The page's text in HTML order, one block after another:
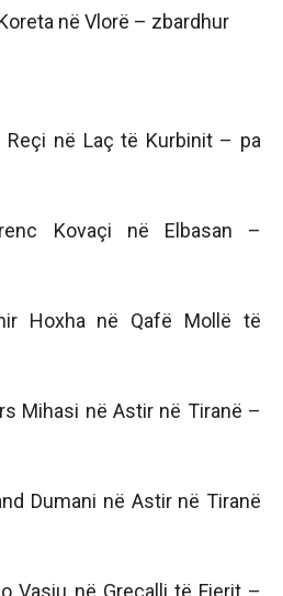
në Vlorë – zbardhur
në Laç të Kurbinit – pa
Kovaçi në Elbasan –
Hoxha në Qafë Mollë të
Mihasi në Astir në Tiranë –
Dumani në Astir në Tiranë
Vasiu në Greçalli të Fierit –